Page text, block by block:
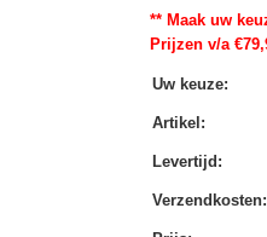
** Maak uw
Prijzen v/a
Uw keuze:
Artikel :
Levertijd :
Verzendkosten: